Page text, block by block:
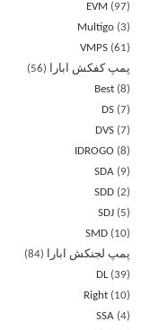
EVM
97
Multigo 3
VMPS 61
پمپ کفکش ابارا
56
Best 8
DS 7
DVS 7
IDROGO
8
SDA
9
SDD 2
SDJ
5
SMD
10
پمپ لجنکش ابارا
84
DL 39
Right
10
SSA 4